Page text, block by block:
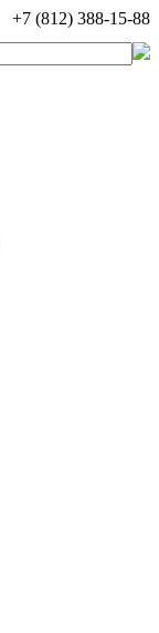
+7 (812) 388-15-88